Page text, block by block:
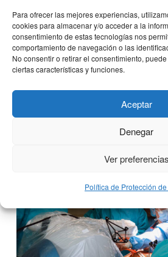
Para ofrecer las mejores experiencias,
cookies para almacenar y/o acceder a la
consentimiento de estas tecnologías nos
comportamiento de navegación o las
No consentir o retirar el consentimiento,
ciertas características y funciones.
Aceptar
Denegar
Ver preferencias
Política de Protección
I Congreso
Metaverso sobre
deportivas en el fútbol
11 octubre, 2022